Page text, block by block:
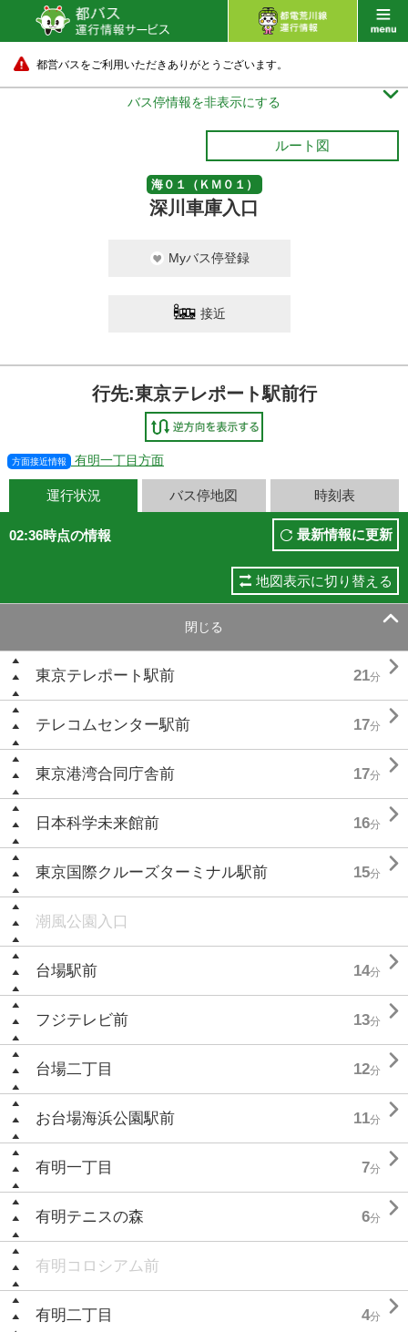
都営バスをご利用いただきありがとうございます。
バス停情報を非表示にする 
ルート図
海０１（ＫＭ０１）
深川車庫入口
Myバス停登録
接近
行先:東京テレポート駅前行
方面接近情報 有明一丁目方面
運行状況 バス停地図 時刻表
02:36時点の情報 最新情報に更新
地図表示に切り替える
閉じる 
東京テレポート駅前 21分 
テレコムセンター駅前 17分 
東京港湾合同庁舎前 17分 
日本科学未来館前 16分 
東京国際クルーズターミナル駅前 15分 
潮風公園入口
台場駅前 14分 
フジテレビ前 13分 
台場二丁目 12分 
お台場海浜公園駅前 11分 
有明一丁目 7分 
有明テニスの森 6分 
有明コロシアム前
有明二丁目 4分 